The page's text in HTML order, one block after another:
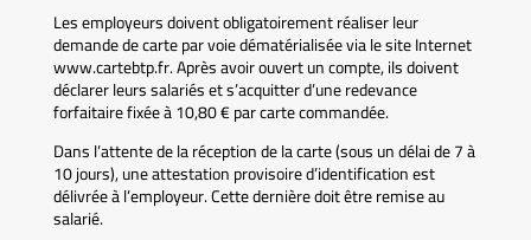
Les employeurs doivent obligatoirement réaliser leur
demande de carte par voie dématérialisée via le site Internet
www.cartebtp.fr. Après avoir ouvert un compte, ils doivent
déclarer leurs salariés et s’acquitter d’une redevance
forfaitaire fixée à 10,80 € par carte commandée.
Dans l’attente de la réception de la carte (sous un délai de 7 à
10 jours), une attestation provisoire d’identification est
délivrée à l’employeur. Cette dernière doit être remise au
salarié.